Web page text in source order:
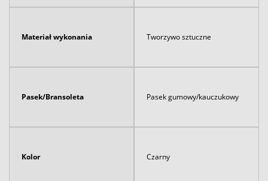
Materiał wykonania Tworzywo sztuczne
Pasek/Bransoleta Pasek gumowy/kauczukowy
Kolor Czarny